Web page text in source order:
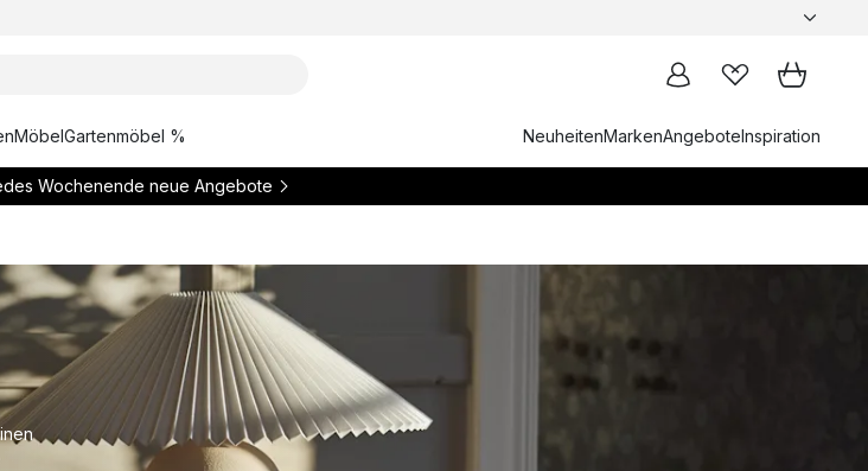
MöbelGartenmöbel % NeuheitenMarkenAngeboteInspiration
Wochenende neue Angebote